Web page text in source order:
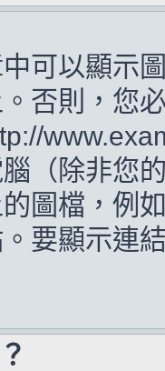
可以顯示
否則，您
（除非您
圖檔，例
要顯示連